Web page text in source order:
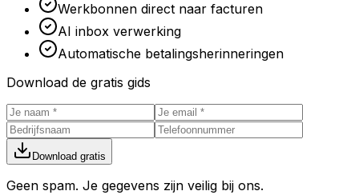
Werkbonnen direct naar facturen
AI inbox verwerking
Automatische betalingsherinneringen
Download de gratis gids
Download gratis
Geen spam. Je gegevens zijn veilig bij ons.